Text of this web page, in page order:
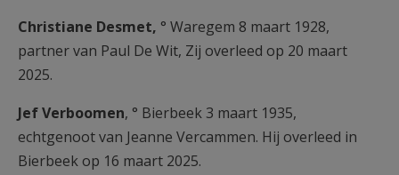
Christiane Desmet, ° Waregem 8 maart 1928,
partner van Paul De Wit, Zij overleed op 20 maart
2025.
Jef Verboomen, ° Bierbeek 3 maart 1935,
echtgenoot van Jeanne Vercammen. Hij overleed in
Bierbeek op 16 maart 2025.